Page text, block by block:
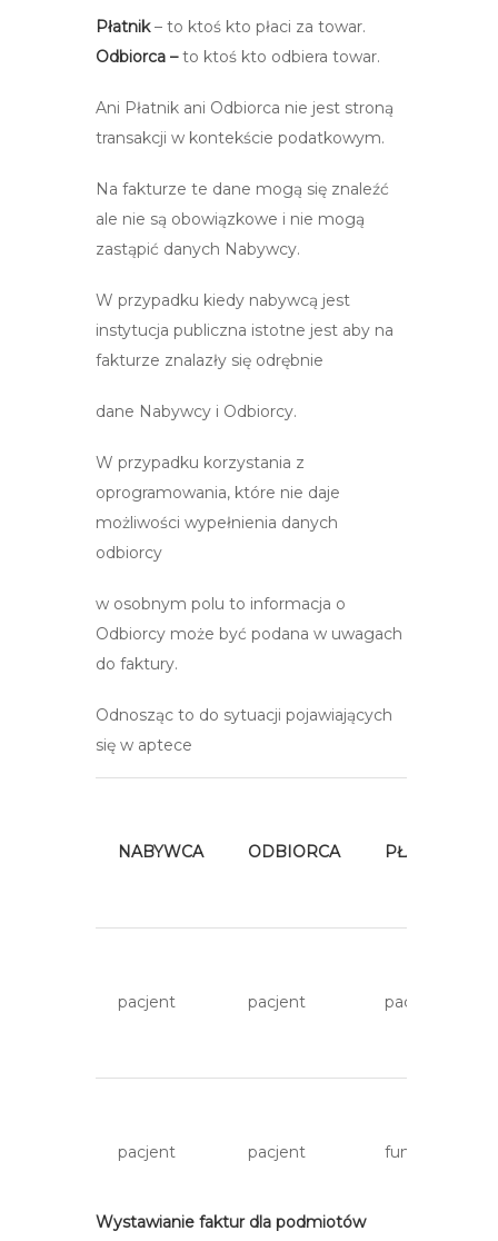
Płatnik– to ktoś kto płaci za towar.
Odbiorca –to ktoś kto odbiera towar.
Ani Płatnik ani Odbiorca nie jest stroną
transakcji w kontekście podatkowym.
Na fakturze te dane mogą się znaleźć
ale nie są obowiązkowe i nie mogą
zastąpić danych Nabywcy.
W przypadku kiedy nabywcą jest
instytucja publiczna istotne jest aby na
fakturze znalazły się odrębnie
dane Nabywcy i Odbiorcy.
W przypadku korzystania z
oprogramowania, które nie daje
możliwości wypełnienia danych
odbiorcy
w osobnym polu to informacja o
Odbiorcy może być podana w uwagach
do faktury.
Odnosząc to do sytuacji pojawiających
się w aptece
NABYWCA ODBIORCA PŁATNIK
pacjent pacjent pacjent
pacjent pacjent fundacja
Wystawianie faktur dla podmiotów